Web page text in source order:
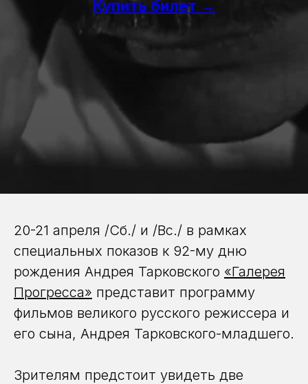
Купить билет →
20-21 апреля /Сб./ и /Вс./ в рамках
специальных показов к 92-му дню
рождения Андрея Тарковского «Галерея
Прогресса» представит программу
фильмов великого русского режиссера и
его сына, Андрея Тарковского-младшего.
Зрителям предстоит увидеть две